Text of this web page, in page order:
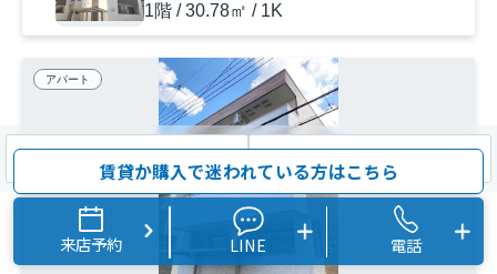
1階 / 30.78㎡ / 1K
アパート
検索条件を変更 まとめてお問い合わせ
賃貸か購入で迷われている方はこちら
来店予約 LINE 電話